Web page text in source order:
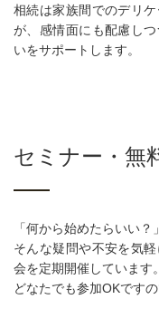
相続は家族間でのデリ
が、感情面にも配慮し
いをサポートします。
セミナー・無
「何から始めたらいい？
そんな疑問や不安を気
会を定期開催しています。
どなたでも参加OKです